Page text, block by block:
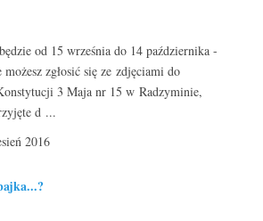
od 15 września do 14 października -
zgłosić się ze zdjęciami do
3 Maja nr 15 w Radzyminie,
d ...
2016